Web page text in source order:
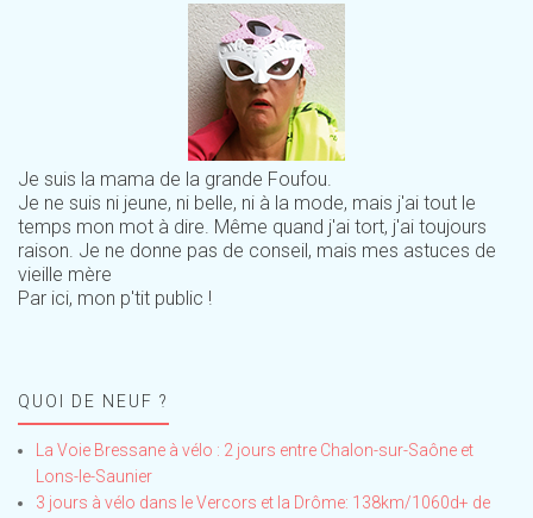
Je suis la mama de la grande Foufou.
Je ne suis ni jeune, ni belle, ni à la mode, mais j'ai tout le
temps mon mot à dire. Même quand j'ai tort, j'ai toujours
raison. Je ne donne pas de conseil, mais mes astuces de
vieille mère
Par ici, mon p'tit public !
QUOI DE NEUF ?
La Voie Bressane à vélo : 2 jours entre Chalon-sur-Saône et
Lons-le-Saunier
3 jours à vélo dans le Vercors et la Drôme: 138km/1060d+ de